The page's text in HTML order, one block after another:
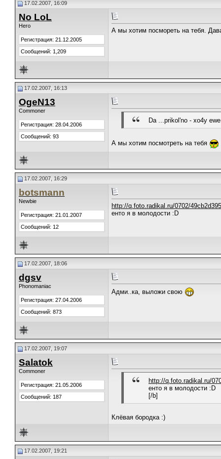
17.02.2007, 16:09
No LoL
Hero
Регистрация: 21.12.2005
Сообщений: 1,209
А мы хотим посмореть на тебя.
17.02.2007, 16:13
OgeN13
Commoner
Регистрация: 28.04.2006
Сообщений: 93
Da ...prikol'no - xo4y
А мы хотим посмотреть на тебя
17.02.2007, 16:29
botsmann
Newbie
Регистрация: 21.01.2007
Сообщений: 12
http://q.foto.radikal.ru/0702/
енто я в молодости :D
17.02.2007, 18:06
dgsv
Phonomaniac
Регистрация: 27.04.2006
Сообщений: 873
Адми..ка, выложи свою
17.02.2007, 19:07
Salatok
Commoner
Регистрация: 21.05.2006
Сообщений: 187
http://q.foto.radikal.ru/
енто я в молодости :D
[/b]
Клёвая бородка :)
17.02.2007, 19:21